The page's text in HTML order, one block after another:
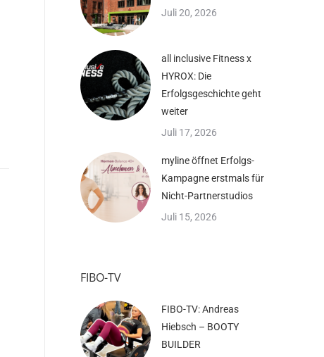
Juli 20, 2026
all inclusive Fitness x
HYROX: Die
Erfolgsgeschichte geht
weiter
Juli 17, 2026
myline öffnet Erfolgs-
Kampagne erstmals für
Nicht-Partnerstudios
Juli 15, 2026
FIBO-TV
FIBO-TV: Andreas
Hiebsch – BOOTY
BUILDER